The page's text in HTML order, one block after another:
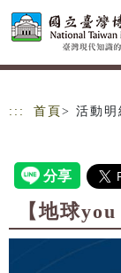
跳到主要內容
網站導覽
::: 首頁 > 活動明
【地球